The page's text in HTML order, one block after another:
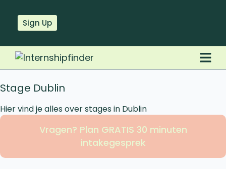
Sign Up
Stage Dublin
Hier vind je alles over stages in Dublin
Vragen? Plan GRATIS 30 minuten
intakegesprek